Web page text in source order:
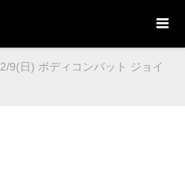
2/9(日) ボディコンバット ジョイ